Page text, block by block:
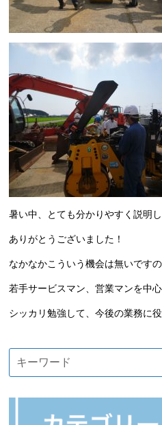
暑い中、とても分かりやすく説明し
ありがとうございました！
なかなかこういう機会は無いですの
若手サービスマン、営業マンを中
シッカリ勉強して、今後の業務に